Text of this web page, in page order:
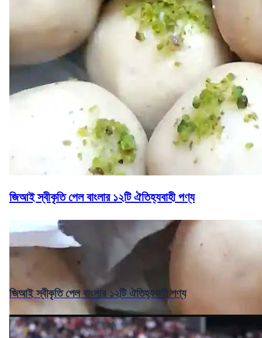
জিআই স্বীকৃতি পেল বাংলার ১২টি ঐতিহ্যবাহী পণ্য
জিআই স্বীকৃতি পেল বাংলার ১২টি ঐতিহ্যবাহী পণ্য